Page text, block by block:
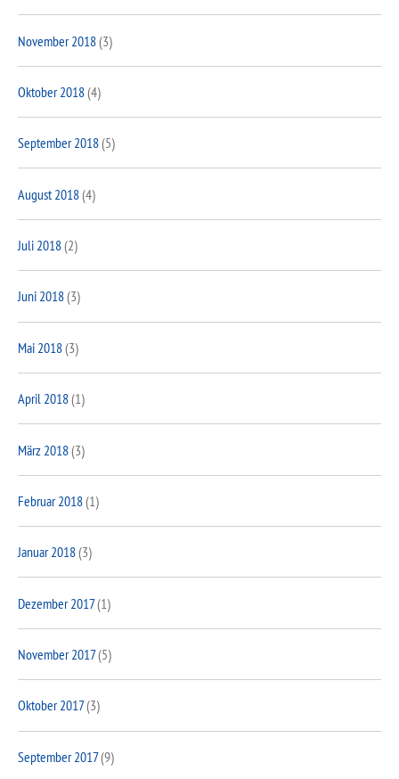
November 2018(3)
Oktober 2018(4)
September 2018(5)
August 2018(4)
Juli 2018(2)
Juni 2018(3)
Mai 2018(3)
April 2018(1)
März 2018(3)
Februar 2018(1)
Januar 2018(3)
Dezember 2017(1)
November 2017(5)
Oktober 2017(3)
September 2017(9)